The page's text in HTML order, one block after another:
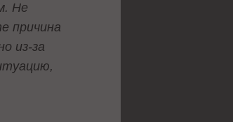
Не
причина
из-за